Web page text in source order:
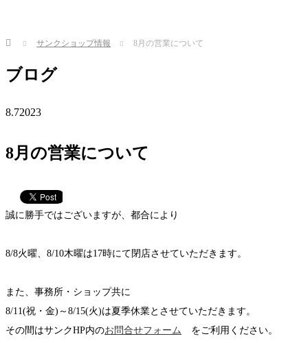
Home サンクショップ情報 8月の営業について
ブログ
8.72023
8月の営業について
誠に勝手ではございますが、都合により
8/8火曜、8/10木曜は17時にて閉店させていただきます。
また、事務所・ショップ共に
8/11(祝・金)～8/15(火)は夏季休業とさせていただきます。
その間はサンクHP内のお問合せフォーム
をご利用ください。